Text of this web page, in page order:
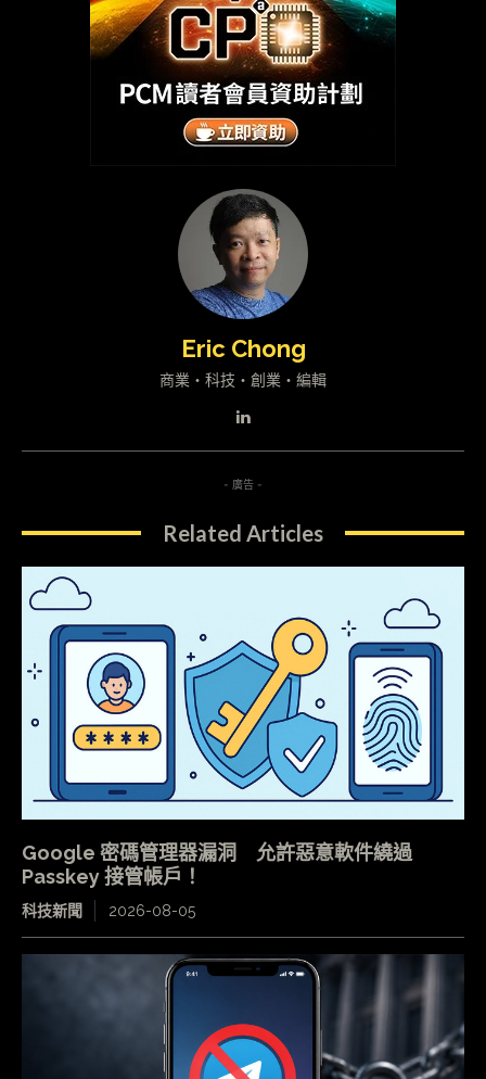
Eric Chong
商業・科技・創業・編輯
- 廣告 -
Related Articles
Google 密碼管理器漏洞 允許惡意軟件繞過
Passkey 接管帳戶！
科技新聞 2026-08-05